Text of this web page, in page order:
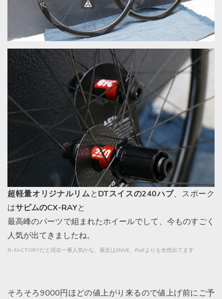
超軽量オリジナルリムとDTスイスの240ハブ、スポーク
はサピムのCX-RAYと
最高峰のパーツで組まれたホイールでして、今ものすごく
人気が出てきましたね。
R-FACTORYだと現在一番人気かな、最近はENVE、 Rolfよりも全然出てます
そろそろ9000円ほどの値上がり来るので値上げ前にご予